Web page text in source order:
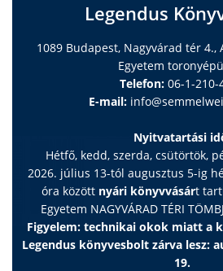
Legendus
1089 Budapest, Nagyvárad tér 4.,
Egyetem
Telefon: 06-1-210-
E-mail:
Nyitvatartási
Hétfő, kedd, szerda, csütörtök,
2026. július 13-tól augusztus 5-ig
óra között nyári könyvvásárt
Egyetem NAGYVÁRAD TÉRI
Figyelem: technikai okok miatt a
Legendus könyvesbolt zárva lesz:
19.